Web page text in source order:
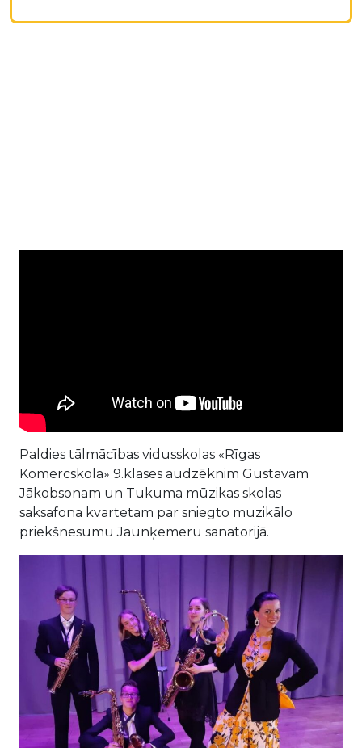
Paldies tālmācības vidusskolas «Rīgas
Komercskola» 9.klases audzēknim Gustavam
Jākobsonam un Tukuma mūzikas skolas
saksafona kvartetam par sniegto muzikālo
priekšnesumu Jaunķemeru sanatorijā.